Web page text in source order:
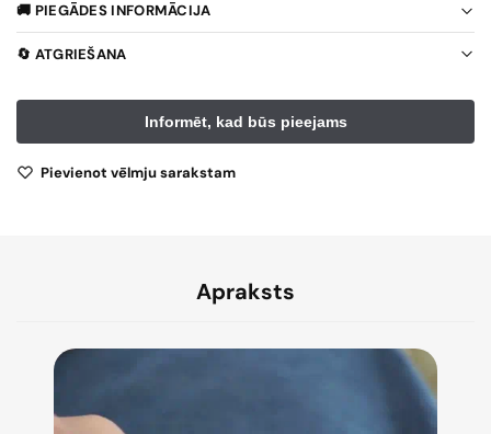
🚚 PIEGĀDES INFORMĀCIJA
🔄 ATGRIEŠANA
Pievienot vēlmju sarakstam
Apraksts